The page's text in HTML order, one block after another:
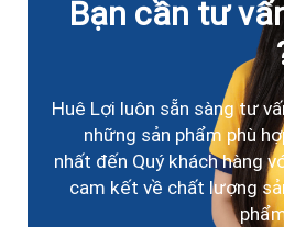
Bạn cần tư
Huê Lợi luôn sẵn sàng tư
những sản phẩm phù
nhất đến Quý khách hàng
cam kết về chất lượng